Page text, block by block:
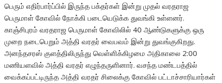
பெரும் எதிர்பார்ப்பில் இருந்த பக்தர்கள் இன்று முதல் வரதராஜ
பெருமாள் கோவில் நோக்கி படையெடுக்க துவங்கி உள்ளனர்.
காஞ்சிபுரம் வரதராஜ பெருமாள் கோவிலில் 40 ஆண்டுகளுக்கு ஒரு
முறை நடைபெறும் அத்தி வரதர் வைபவம் இன்று துவங்குகிறது.
அனந்தசரஸ் குளத்திலிருந்து வெள்ளிக்கிழமை அதிகாலை 2:00
மணியளவில் அத்தி வரதர் எழுந்தருளினார். வசந்த மண்டபத்தில்
வைக்கப்பட்டிருந்த அத்தி வரதர் சிலைக்கு கோவில் பட்டாச்சாரியார்கள்